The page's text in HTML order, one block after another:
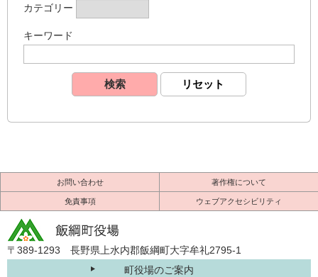
カテゴリー
キーワード
お問い合わせ 著作権について
免責事項 ウェブアクセシビリティ
〒389-1293 長野県上水内郡飯綱町大字牟礼2795-1
町役場のご案内